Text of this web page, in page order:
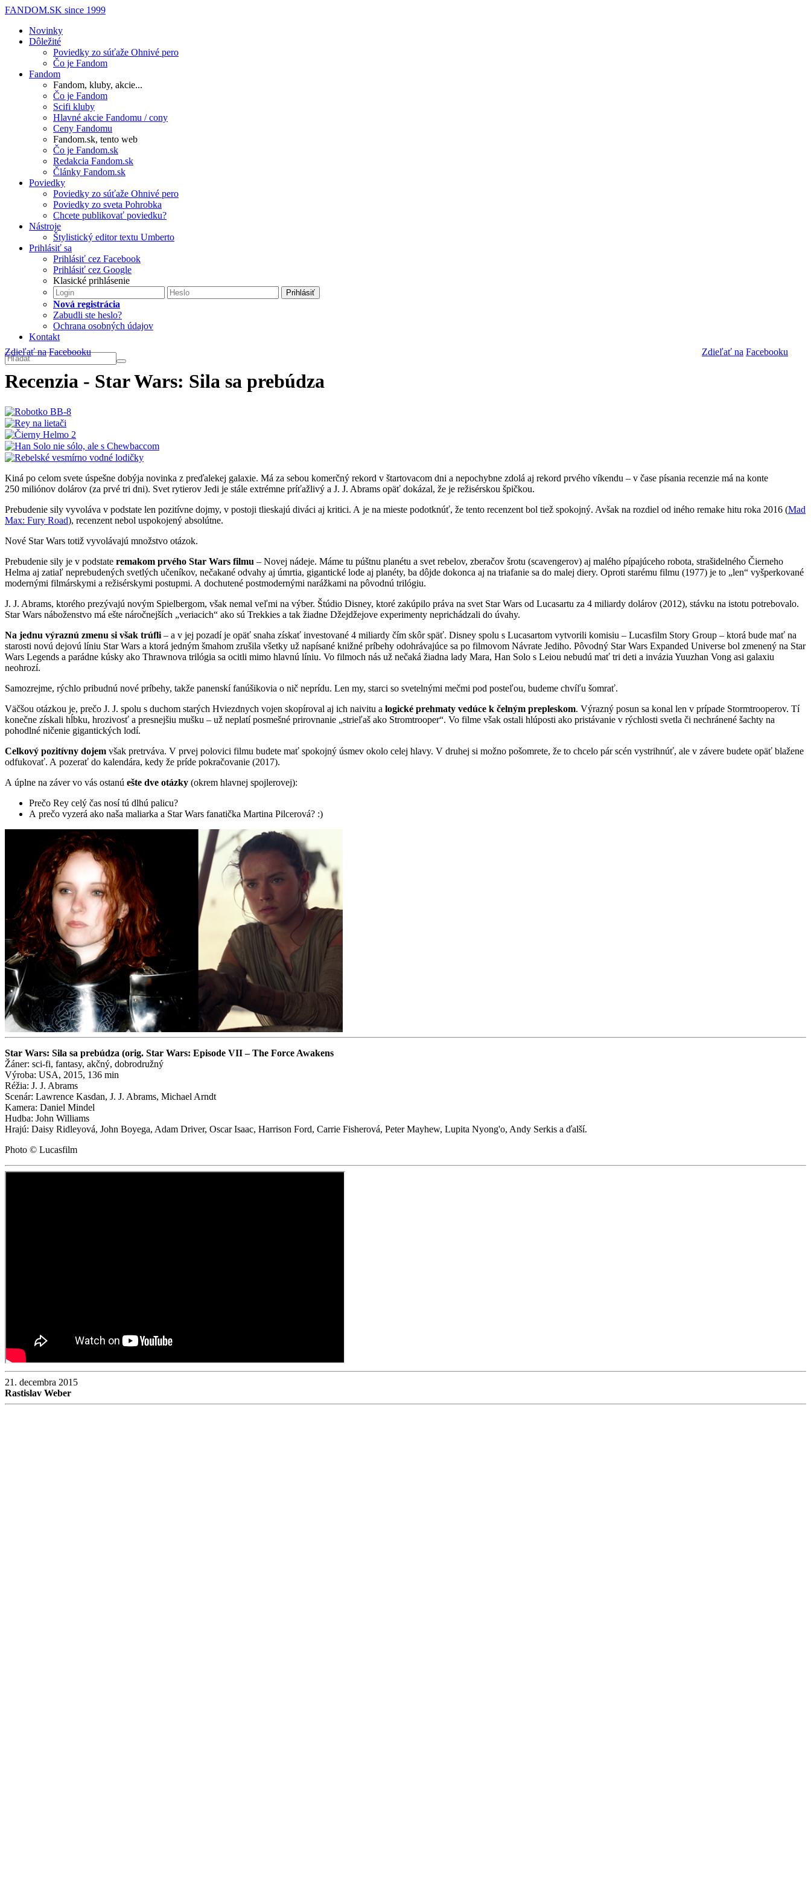
FANDOM.SK since 1999
Novinky
Dôležité
Poviedky zo súťaže Ohnivé pero
Čo je Fandom
Fandom
Fandom, kluby, akcie...
Čo je Fandom
Scifi kluby
Hlavné akcie Fandomu / cony
Ceny Fandomu
Fandom.sk, tento web
Čo je Fandom.sk
Redakcia Fandom.sk
Články Fandom.sk
Poviedky
Poviedky zo súťaže Ohnivé pero
Poviedky zo sveta Pohrobka
Chcete publikovať poviedku?
Nástroje
Štylistický editor textu Umberto
Prihlásiť sa
Prihlásiť cez Facebook
Prihlásiť cez Google
Klasické prihlásenie
Prihlásiť
Nová registrácia
Zabudli ste heslo?
Ochrana osobných údajov
Kontakt
Zdieľať na Facebooku
Zdieľať na Facebooku
Recenzia - Star Wars: Sila sa prebúdza
Kiná po celom svete úspešne dobýja novinka z preďalekej galaxie. Má za sebou komerčný rekord v štartovacom dni a nepochybne zdolá aj rekord prvého víkendu – v čase písania recenzie má na konte
250 miliónov dolárov (za prvé tri dni). Svet rytierov Jedi je stále extrémne príťažlivý a J. J. Abrams opäť dokázal, že je režisérskou špičkou.
Prebudenie sily vyvoláva v podstate len pozitívne dojmy, v postoji tlieskajú diváci aj kritici. A je na mieste podotknúť, že tento recenzent bol tiež spokojný. Avšak na rozdiel od iného remake hitu roka 2016 (Mad
Max: Fury Road), recenzent nebol uspokojený absolútne.
Nové Star Wars totiž vyvolávajú množstvo otázok.
Prebudenie sily je v podstate remakom prvého Star Wars filmu – Novej nádeje. Máme tu púštnu planétu a svet rebelov, zberačov šrotu (scavengerov) aj malého pípajúceho robota, strašidelného Čierneho
Helma aj zatiaľ neprebudených svetlých učeníkov, nečakané odvahy aj úmrtia, gigantické lode aj planéty, ba dôjde dokonca aj na triafanie sa do malej diery. Oproti starému filmu (1977) je to „len“ vyšperkované
modernými filmárskymi a režisérskymi postupmi. A dochutené postmodernými narážkami na pôvodnú trilógiu.
J. J. Abrams, ktorého prezývajú novým Spielbergom, však nemal veľmi na výber. Štúdio Disney, ktoré zakúpilo práva na svet Star Wars od Lucasartu za 4 miliardy dolárov (2012), stávku na istotu potrebovalo.
Star Wars náboženstvo má ešte náročnejších „veriacich“ ako sú Trekkies a tak žiadne Džejdžejove experimenty neprichádzali do úvahy.
Na jednu výraznú zmenu si však trúfli – a v jej pozadí je opäť snaha získať investované 4 miliardy čím skôr späť. Disney spolu s Lucasartom vytvorili komisiu – Lucasfilm Story Group – ktorá bude mať na
starosti novú dejovú líniu Star Wars a ktorá jedným šmahom zrušila všetky už napísané knižné príbehy odohrávajúce sa po filmovom Návrate Jediho. Pôvodný Star Wars Expanded Universe bol zmenený na Star
Wars Legends a parádne kúsky ako Thrawnova trilógia sa ocitli mimo hlavnú líniu. Vo filmoch nás už nečaká žiadna lady Mara, Han Solo s Leiou nebudú mať tri deti a invázia Yuuzhan Vong asi galaxiu
neohrozí.
Samozrejme, rýchlo pribudnú nové príbehy, takže panenskí fanúšikovia o nič neprídu. Len my, starci so svetelnými mečmi pod posteľou, budeme chvíľu šomrať.
Väčšou otázkou je, prečo J. J. spolu s duchom starých Hviezdnych vojen skopíroval aj ich naivitu a logické prehmaty vedúce k čelným prepleskom. Výrazný posun sa konal len v prípade Stormtrooperov. Tí
konečne získali hĺbku, hrozivosť a presnejšiu mušku – už neplatí posmešné prirovnanie „strieľaš ako Stromtrooper“. Vo filme však ostali hlúposti ako pristávanie v rýchlosti svetla či nechránené šachty na
pohodlné ničenie gigantických lodí.
Celkový pozitívny dojem však pretrváva. V prvej polovici filmu budete mať spokojný úsmev okolo celej hlavy. V druhej si možno pošomrete, že to chcelo pár scén vystrihnúť, ale v závere budete opäť blažene
odfukovať. A pozerať do kalendára, kedy že príde pokračovanie (2017).
A úplne na záver vo vás ostanú ešte dve otázky (okrem hlavnej spojlerovej):
Prečo Rey celý čas nosí tú dlhú palicu?
A prečo vyzerá ako naša maliarka a Star Wars fanatička Martina Pilcerová? :)
Star Wars: Sila sa prebúdza (orig. Star Wars: Episode VII – The Force Awakens
Žáner: sci-fi, fantasy, akčný, dobrodružný
Výroba: USA, 2015, 136 min
Réžia: J. J. Abrams
Scenár: Lawrence Kasdan, J. J. Abrams, Michael Arndt
Kamera: Daniel Mindel
Hudba: John Williams
Hrajú: Daisy Ridleyová, John Boyega, Adam Driver, Oscar Isaac, Harrison Ford, Carrie Fisherová, Peter Mayhew, Lupita Nyong'o, Andy Serkis a ďalší.
Photo © Lucasfilm
21. decembra 2015
Rastislav Weber